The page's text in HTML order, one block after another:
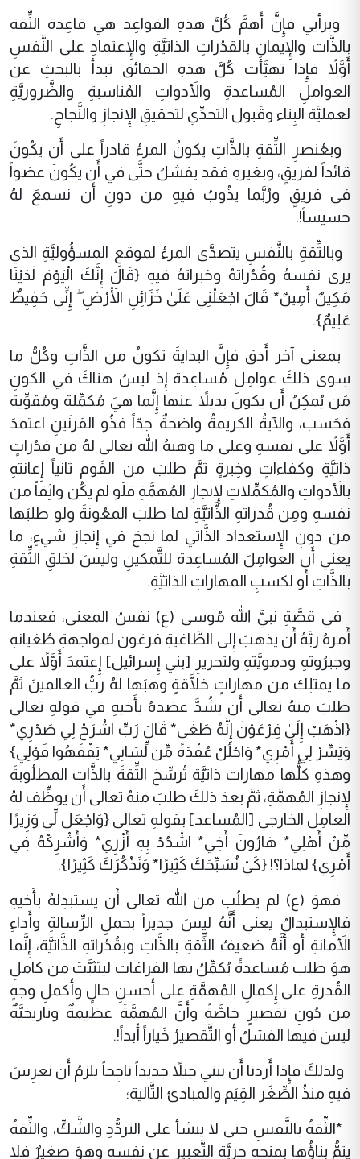
وبرأيي فإِنَّ أَهمَّ كُلَّ هذهِ القواعِد هي قاعِدة الثِّقة
بالذَّات والإِيمان بالقدُراتِ الذاتيَّةِ والإِعتمادِ على النَّفسِ
أَوَّلاً فإِذا تهيَّأَت كُلَّ هذهِ الحقائق تبدأ بالبحثِ عن
العواملِ المُساعدةِ والأَدواتِ المُناسبةِ والضَّروريَّةِ
لعمليَّة البِناء وقَبول التحدِّي لتحقيقِ الإِنجازِ والنَّجاحِ.
وبعُنصرِ الثِّقةِ بالذَّاتِ يكونُ المرءُ قادراً على أَن يكُونَ
قائداً لفريقٍ، وبغيرهِ فقد يفشلُ حتَّى في أَن يكُونَ عضواً
في فريقٍ ورُبَّما يذُوبُ فيهِ من دونِ أَن نسمعَ لهُ
حسيساً!.
وبالثِّقةِ بالنَّفسِ يتصدَّى المرءُ لموقعِ المسؤُوليَّةِ الذي
يرى نفسهُ وقُدُراتهُ وخبراتهُ فيهِ {قَالَ إِنَّكَ الْيَوْمَ لَدَيْنَا
مَكِينٌ أَمِينٌ* قَالَ اجْعَلْنِي عَلَىٰ خَزَائِنِ الْأَرْضِ ۖ إِنِّي حَفِيظٌ
عَلِيمٌ}.
بمعنى آخر أَدق فإِنَّ البدايةَ تكونُ من الذَّاتِ وكُلُّ ما
سِوى ذلكَ عوامِل مُساعِدة إِذ ليسُ هناكَ في الكونِ
مَن يُمكِنُ أَن يكونَ بديلاً عنها إِنَّما هيَ مُكمِّلة ومُقوِّية
فحَسب، والآيةُ الكريمةُ واضحةٌ جدّاً فذُو القرنَينِ اعتمدَ
أَوَّلاً على نفسهِ وعلى ما وهبهُ الله تعالى لهُ من قدُراتٍ
ذاتيَّةٍ وكفاءاتٍ وخِبرةٍ ثمَّ طلبَ من القَومِ ثانياً إِعانتهِ
بالأَدواتِ والمُكمِّلاتِ لإِنجازِ المُهمَّةِ فلَو لم يكُن واثِقاً من
نفسهِ ومِن قُدراتهِ الذَّاتيَّةِ لما طلبَ المعُونةَ ولو طلبَها
من دونِ الإِستعداد الذَّاتي لما نجحَ في إِنجازِ شيءٍ، ما
يعني أَن العوامِلَ المُساعِدة للتَّمكينِ وليسَ لخلقِ الثِّقةِ
بالذَّاتِ أَو لكسبِ المهاراتِ الذاتيَّةِ.
في قصَّةِ نبيَّ الله مُوسى (ع) نفسُ المعنى، فعندما
أَمرهُ ربَّهُ أَن يذهبَ إِلى الطَّاغيةِ فرعَون لمواجهةِ طُغيانهِ
وجبرُوتهِ ودمويَّتهِ ولتحريرِ [بني إِسرائيل] إِعتمدَ أَوَّلاً على
ما يمتلِك من مهاراتٍ خلَّاقةٍ وهبَها لهُ ربُّ العالمينَ ثمَّ
طلبَ منهُ تعالى أَن يشُدَّ عضدهُ بأَخيهِ في قولهِ تعالى
{اذْهَبْ إِلَىٰ فِرْعَوْنَ إِنَّهُ طَغَىٰ* قَالَ رَبِّ اشْرَحْ لِي صَدْرِي*
وَيَسِّرْ لِي أَمْرِي* وَاحْلُلْ عُقْدَةً مِّن لِّسَانِي* يَفْقَهُوا قَوْلِي}
وهذهِ كلُّها مهارات ذاتيَّة تُرسِّخ الثِّقةَ بالذَّات المطلُوبةَ
لإِنجازِ المُهمَّةِ، ثمَّ بعدَ ذلكَ طلبَ منهُ تعالى أَن يوظِّف لهُ
العامِل الخارجي [المُساعد] بقولهِ تعالى {وَاجْعَل لِّي وَزِيرًا
مِّنْ أَهْلِي* هَارُونَ أَخِي* اشْدُدْ بِهِ أَزْرِي* وَأَشْرِكْهُ فِي
أَمْرِي} لماذا؟! {كَيْ نُسَبِّحَكَ كَثِيرًا* وَنَذْكُرَكَ كَثِيرًا}.
فهوَ (ع) لم يطلُب من الله تعالى أَن يستبدِلهُ بأَخيهِ
فالإِستبدالُ يعني أَنَّهُ ليسَ جديراً بحملِ الرِّسالةِ وأَداءِ
الأَمانةِ أَو أَنَّهُ ضعيفُ الثِّقةِ بالذَّاتِ وبقُدُراتهِ الذَّاتيَّة، إِنَّما
هوَ طلب مُساعدةً يُكمِّلُ بها الفراغات ليتثبَّتَ من كاملِ
القُدرةِ على إِكمالِ المُهمَّةِ على أَحسنِ حالٍ وأَكملِ وجهٍ
من دُونِ تقصيرٍ خاصَّةً وأَنَّ المُهمَّةَ عظيمةٌ وتاريخيَّةٌ
ليسَ فيها الفشلُ أَو التَّقصيرُ خَياراً أَبداً!.
ولذلكَ فإِذا أَردنا أَن نبني جيلاً جديداً ناجِحاً يلزمُ أَن نغرِسَ
فيهِ منذُ الصِّغَر القِيَم والمبادئ التَّالية؛
*الثِّقةُ بالنَّفسِ حتى لا ينشأ على التردُّدِ والشَّكِّ، والثِّقةُ
يتمُّ بناؤُها بمنحهِ حريَّةِ التَّعبيرِ عن نفسهِ وهوَ صغيرٌ فلا